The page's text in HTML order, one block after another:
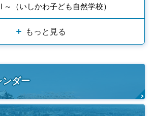
（いしかわ子ども自然学校）
もっと見る
ンダー